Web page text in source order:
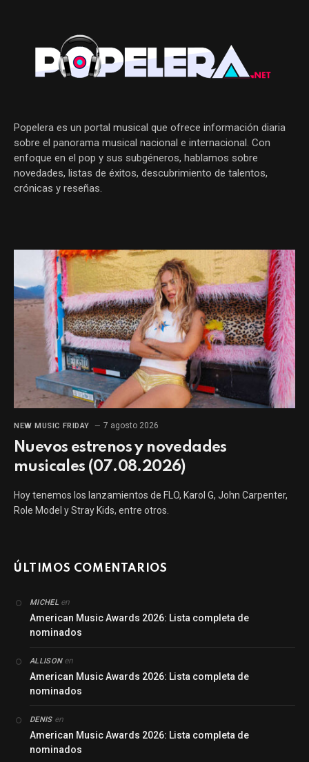
Popelera es un portal musical que ofrece información diaria
sobre el panorama musical nacional e internacional. Con
enfoque en el pop y sus subgéneros, hablamos sobre
novedades, listas de éxitos, descubrimiento de talentos,
crónicas y reseñas.
NEW MUSIC FRIDAY 7 agosto 2026
Nuevos estrenos y novedades
musicales (07.08.2026)
Hoy tenemos los lanzamientos de FLO, Karol G, John Carpenter,
Role Model y Stray Kids, entre otros.
ÚLTIMOS COMENTARIOS
MICHEL en
American Music Awards 2026: Lista completa de
nominados
ALLISONen
American Music Awards 2026: Lista completa de
nominados
DENISen
American Music Awards 2026: Lista completa de
nominados